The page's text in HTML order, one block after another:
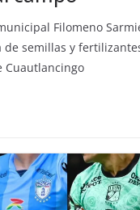
Filomeno
de semillas y
Cuautlancingo